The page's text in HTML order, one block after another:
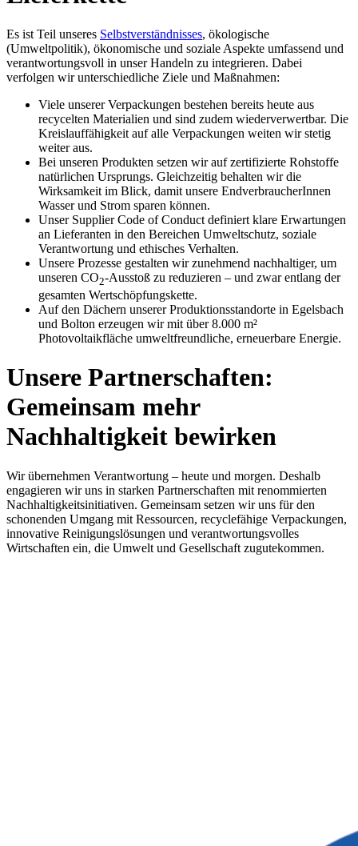
Es ist Teil unseres Selbstverständnisses, ökologische
(Umweltpolitik), ökonomische und soziale Aspekte umfassend und
verantwortungsvoll in unser Handeln zu integrieren. Dabei
verfolgen wir unterschiedliche Ziele und Maßnahmen:
Viele unserer Verpackungen bestehen bereits heute aus
recycelten Materialien und sind zudem wiederverwertbar. Die
Kreislauffähigkeit auf alle Verpackungen weiten wir stetig
weiter aus.
Bei unseren Produkten setzen wir auf zertifizierte Rohstoffe
natürlichen Ursprungs. Gleichzeitig behalten wir die
Wirksamkeit im Blick, damit unsere EndverbraucherInnen
Wasser und Strom sparen können.
Unser Supplier Code of Conduct definiert klare Erwartungen
an Lieferanten in den Bereichen Umweltschutz, soziale
Verantwortung und ethisches Verhalten.
Unsere Prozesse gestalten wir zunehmend nachhaltiger, um
unseren CO2-Ausstoß zu reduzieren – und zwar entlang der
gesamten Wertschöpfungskette.
Auf den Dächern unserer Produktionsstandorte in Egelsbach
und Bolton erzeugen wir mit über 8.000 m²
Photovoltaikfläche umweltfreundliche, erneuerbare Energie.
Unsere Partnerschaften:
Gemeinsam mehr
Nachhaltigkeit bewirken
Wir übernehmen Verantwortung – heute und morgen. Deshalb
engagieren wir uns in starken Partnerschaften mit renommierten
Nachhaltigkeitsinitiativen. Gemeinsam setzen wir uns für den
schonenden Umgang mit Ressourcen, recyclefähige Verpackungen,
innovative Reinigungslösungen und verantwortungsvolles
Wirtschaften ein, die Umwelt und Gesellschaft zugutekommen.